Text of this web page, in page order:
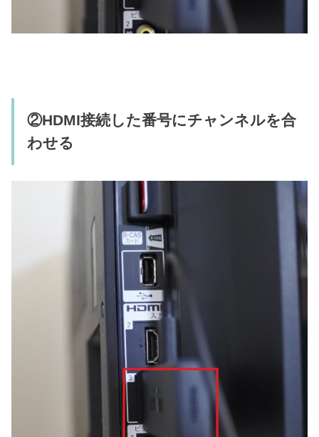
②HDMI接続した番号にチャンネルを合
わせる